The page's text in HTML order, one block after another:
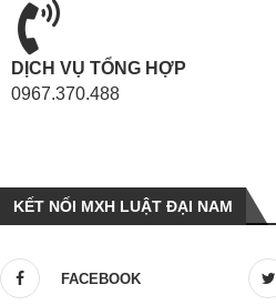
DỊCH VỤ TỔNG HỢP
0967.370.488
KẾT NỐI MXH LUẬT ĐẠI NAM
FACEBOOK